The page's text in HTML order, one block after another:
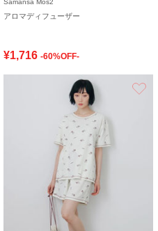
Samansa Mos2
アロマディフューザー
¥1,716 -60%OFF-